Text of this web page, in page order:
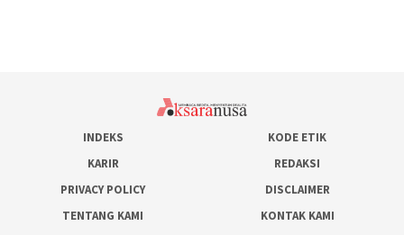
INDEKS
KODE ETIK
KARIR
REDAKSI
PRIVACY POLICY
DISCLAIMER
TENTANG KAMI
KONTAK KAMI